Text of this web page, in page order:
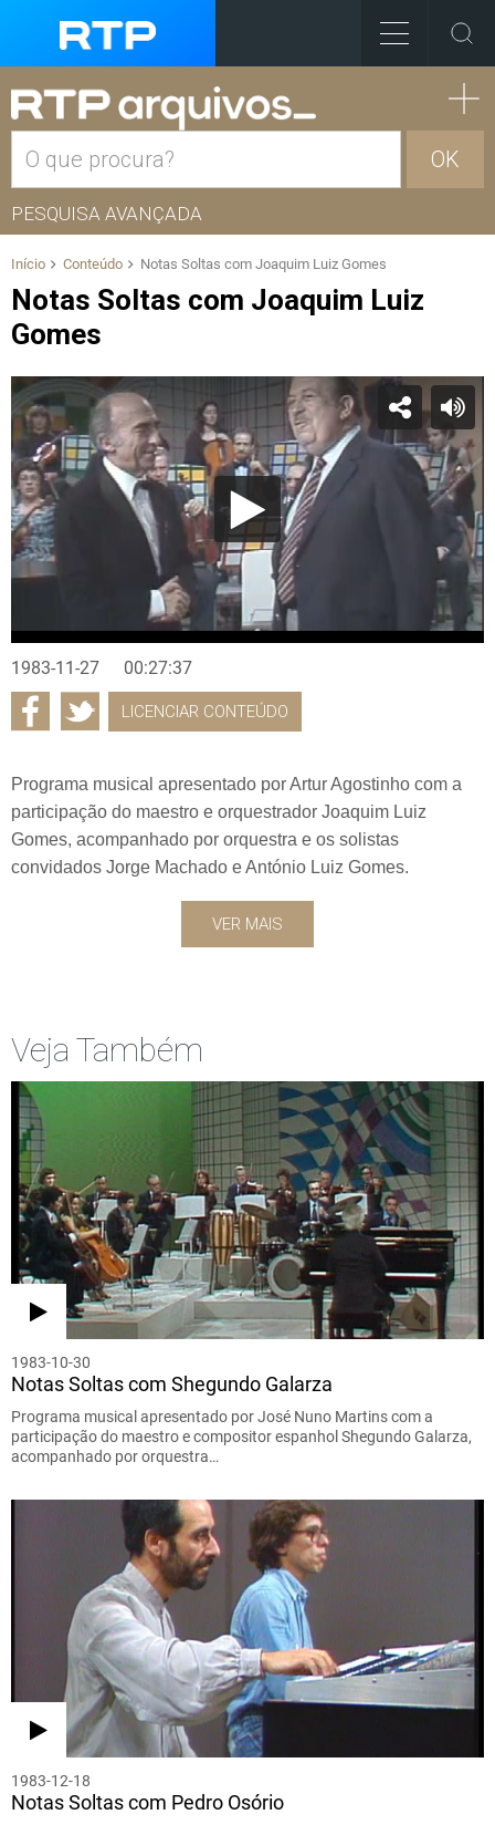
OK
PESQUISA AVANÇADA
Início Conteúdo Notas Soltas com Joaquim Luiz Gomes
Notas Soltas com Joaquim Luiz
Gomes
1983-11-27 00:27:37
LICENCIAR CONTEÚDO
Programa musical apresentado por Artur Agostinho com a
participação do maestro e orquestrador Joaquim Luiz
Gomes, acompanhado por orquestra e os solistas
convidados Jorge Machado e António Luiz Gomes.
VER MAIS
Veja Também
1983-10-30
Notas Soltas com Shegundo Galarza
Programa musical apresentado por José Nuno Martins com a
participação do maestro e compositor espanhol Shegundo Galarza,
acompanhado por orquestra…
1983-12-18
Notas Soltas com Pedro Osório